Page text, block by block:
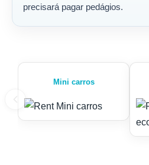
precisará pagar pedágios.
Mini carros